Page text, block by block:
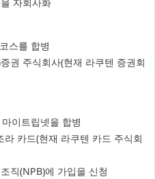
스를 합병
권 주식회사(현재 라쿠텐 증권회
이트립넷을 합병
카드(현재 라쿠텐 카드 주식회
직(NPB)에 가입을 신청